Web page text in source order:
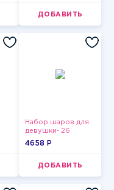
ДОБАВИТЬ
Набор шаров для
девушки- 26
4658 P
ДОБАВИТЬ